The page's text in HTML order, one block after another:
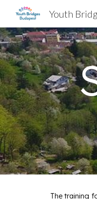
Youth
The training